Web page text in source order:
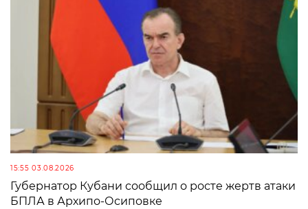
15:55 03.08.2026
Губернатор Кубани сообщил о росте жертв атаки
БПЛА в Архипо-Осиповке